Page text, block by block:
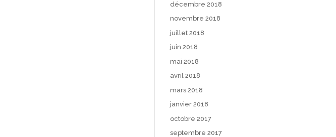
décembre 2018
novembre 2018
juillet 2018
juin 2018
mai 2018
avril 2018
mars 2018
janvier 2018
octobre 2017
septembre 2017